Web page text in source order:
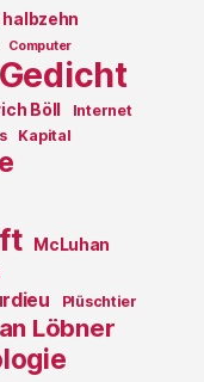
halbzehn
Computer
Gedicht
Böll Internet
Kapital
McLuhan
Plüschtier
Löbner